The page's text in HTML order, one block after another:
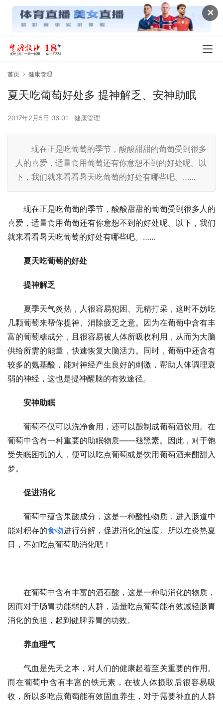
✕
首页 健康管理
夏天吃葡萄好处多 提神解乏、安神助眠
2017年2月5日 06:01 健康管理
现在正是吃葡萄的季节，酸酸甜甜的葡萄受到很多
人的喜爱，适量食用葡萄还有你意想不到的好处呢。以
下，我们就来看看暑天吃葡萄的好处有哪些吧。……
现在正是吃葡萄的季节，酸酸甜甜的葡萄受到很多人的
喜爱，适量食用葡萄还有你意想不到的好处呢。以下，我们
就来看看暑天吃葡萄的好处有哪些吧。……
夏天吃葡萄的好处
提神解乏
夏季天气炎热，人很容易犯困、无精打采，这时不妨吃
几颗葡萄来帮你提神、消除疲乏之意。因为在葡萄中含有丰
富的葡萄糖成分，且很容易被人体所吸收利用，从而为大脑
供给所需的能量，快速恢复大脑活力。同时，葡萄中还含有
较多的氨基酸，能对神经产生良好的刺激，帮助人体调理衰
弱的神经，这也是提神醒脑的有效途径。
安神助眠
葡萄不仅可以洗净食用，还可以酿制成葡萄酒饮用。在
葡萄中含有一种重要的助眠物质——褪黑素。因此，对于饱
受失眠困扰的人，便可以吃点葡萄或是饮用葡萄酒来酣甜入
梦。
促进消化
葡萄中蕴含果酸成分，这是一种酸性物质，进入肠道中
能对积存的食物进行分解，促进消化的速度。所以在炎热夏
日，不如吃点葡萄助消化吧！
在葡萄中含有丰富的酒石酸，这是一种助消化的物质，
因而对于肠胃功能弱的人群，适量吃点葡萄能有效减轻肠胃
消化的负担，起到健脾养胃的功效。
养血理气
气血是先天之本，对人们的健康起着至关重要的作用。
而在葡萄中含有丰富的铁元素，在被人体摄取后很容易吸
收，所以多吃点葡萄能有效固血养生，对于需要补血的人群